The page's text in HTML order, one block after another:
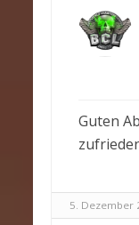
Guten
5. Dezember